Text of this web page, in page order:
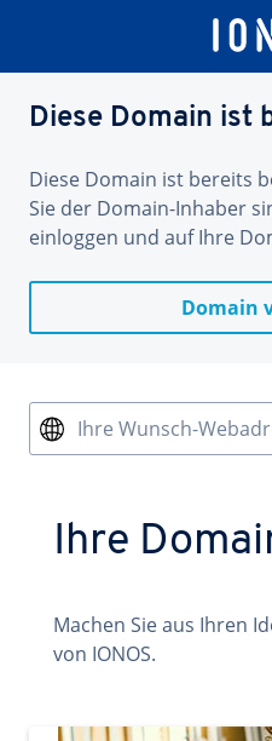
Diese Domain ist
Diese Domain ist bereits
Sie der Domain-Inhaber
einloggen und auf Ihre
Domain
Ihre Wunsch-
Ihre
Machen Sie aus Ihren
von IONOS.